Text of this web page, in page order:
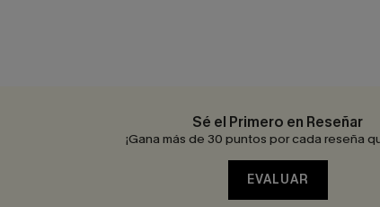
Sé el Primero en Reseñar
¡Gana más de 30 puntos por cada reseña
EVALUAR